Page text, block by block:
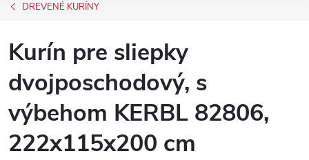
DREVENÉ KURÍNY
Kurín pre sliepky
dvojposchodový, s
výbehom KERBL 82806,
222x115x200 cm